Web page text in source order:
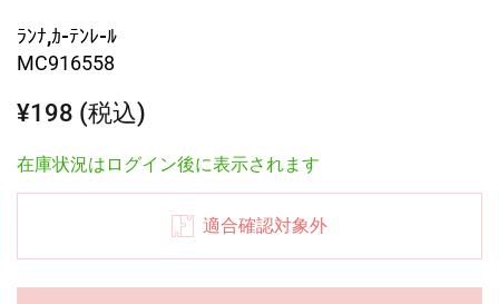
ﾗﾝﾅ,ｶ-ﾃﾝﾚ-ﾙ
MC916558
¥198 (税込)
在庫状況はログイン後に表示されます
適合確認対象外